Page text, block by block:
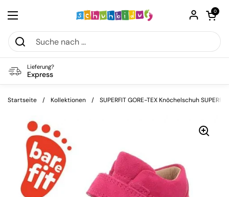
Menü öffnen
Warenkorb
0
Lieferung?
Express
Startseite / Kollektionen / SUPERFIT GORE-TEX Knöchelschuh